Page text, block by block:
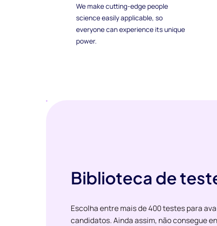
We make cutting-edge people
science easily applicable, so
everyone can experience its unique
power.
Biblioteca de
Escolha entre mais de 400 testes para
candidatos. Ainda assim, não consegue